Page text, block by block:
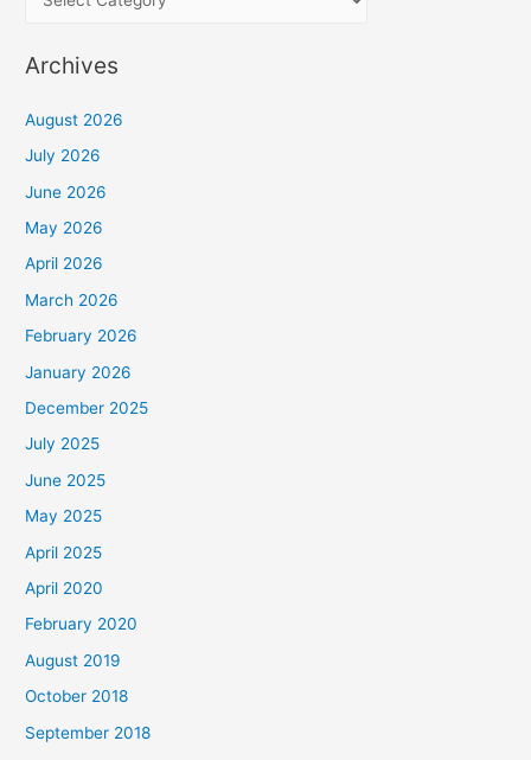
h
K
a
o
r
i
Archives
August 2026
July 2026
June 2026
May 2026
April 2026
March 2026
February 2026
January 2026
December 2025
July 2025
June 2025
May 2025
April 2025
April 2020
February 2020
August 2019
October 2018
September 2018